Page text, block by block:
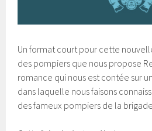
Un format court pour cette
des pompiers que nous propose
romance qui nous est contée sur
dans laquelle nous faisons
des fameux pompiers de la